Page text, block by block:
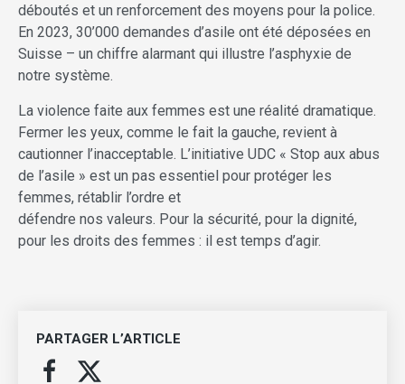
déboutés et un renforcement des moyens pour la police.
En 2023, 30’000 demandes d’asile ont été déposées en
Suisse – un chiffre alarmant qui illustre l’asphyxie de
notre système.
La violence faite aux femmes est une réalité dramatique.
Fermer les yeux, comme le fait la gauche, revient à
cautionner l’inacceptable. L’initiative UDC « Stop aux abus
de l’asile » est un pas essentiel pour protéger les
femmes, rétablir l’ordre et
défendre nos valeurs. Pour la sécurité, pour la dignité,
pour les droits des femmes : il est temps d’agir.
PARTAGER L’ARTICLE